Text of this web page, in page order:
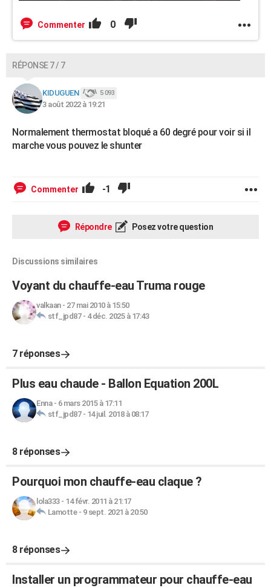
Commenter 0
RÉPONSE 7 / 7
KIDUGUEN 5 093
3 août 2022 à 19:21
Normalement thermostat bloqué a 60 degré pour voir si il
marche vous pouvez le shunter
Commenter -1
Répondre Posez votre question
Discussions similaires
Voyant du chauffe-eau Truma rouge
valkaan- 27 mai 2010 à 15:50
stf_jpd87- 4 déc. 2025 à 17:43
7 réponses
Plus eau chaude - Ballon Equation 200L
Enna- 6 mars 2015 à 17:11
stf_jpd87- 14 juil. 2018 à 08:17
8 réponses
Pourquoi mon chauffe-eau claque ?
lola333- 14 févr. 2011 à 21:17
Lamotte- 9 sept. 2021 à 20:50
8 réponses
Installer un programmateur pour chauffe-eau